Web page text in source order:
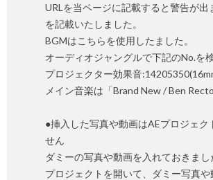
URLを当ページに記載すると警告が出
を記載いたしました。
BGMはこちらを使用したました。
オーディオジャングルで下記のNo.を
プロジェクター効果音
メイン音楽は「Brand New / Ben
●挿入した写真や動画はAEプロジェク
せん
ダミーの写真や動画を入れておきまし
プロジェクトを開いて、ダミー写真